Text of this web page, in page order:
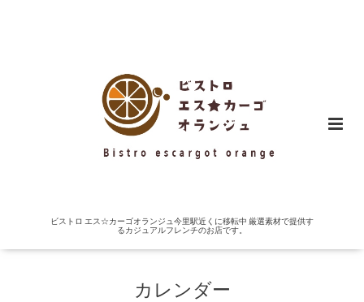
ビストロ エス☆カーゴオランジュ今里駅近くに移転中 厳選素材で提供す
るカジュアルフレンチのお店です。
カレンダー